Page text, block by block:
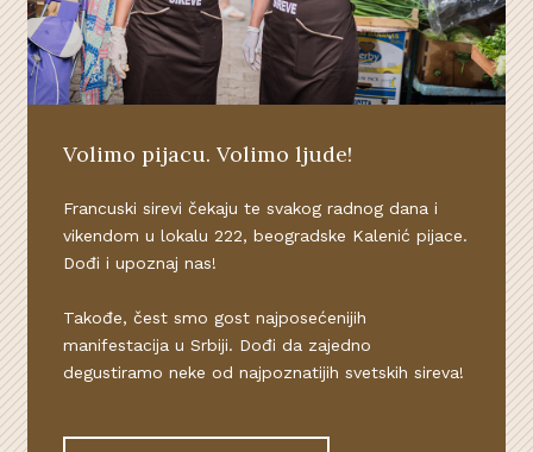
Volimo pijacu. Volimo ljude!
Francuski sirevi čekaju te svakog radnog dana i
vikendom u lokalu 222, beogradske Kalenić pijace.
Dođi i upoznaj nas!
Takođe, čest smo gost najposećenijih
manifestacija u Srbiji. Dođi da zajedno
degustiramo neke od najpoznatijih svetskih sireva!